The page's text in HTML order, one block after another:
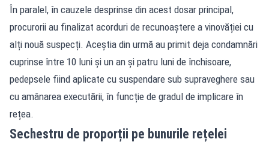
În paralel, în cauzele desprinse din acest dosar principal,
procurorii au finalizat acorduri de recunoaștere a vinovăției cu
alți nouă suspecți. Aceștia din urmă au primit deja condamnări
cuprinse între 10 luni și un an și patru luni de închisoare,
pedepsele fiind aplicate cu suspendare sub supraveghere sau
cu amânarea executării, în funcție de gradul de implicare în
rețea.
Sechestru de proporții pe bunurile rețelei